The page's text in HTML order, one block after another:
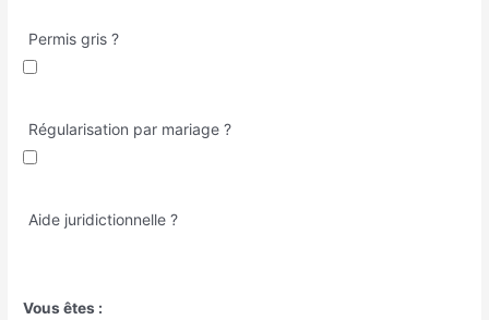
Permis gris ?
Régularisation par mariage ?
Aide juridictionnelle ?
Vous êtes :